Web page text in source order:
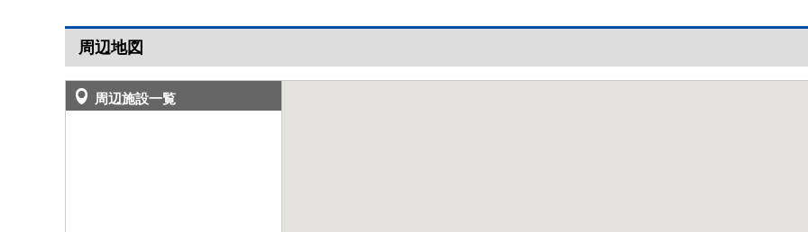
周辺地図
周辺施設一覧